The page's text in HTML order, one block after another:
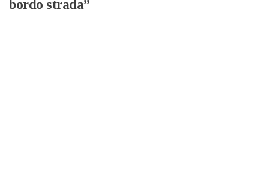
bordo strada”